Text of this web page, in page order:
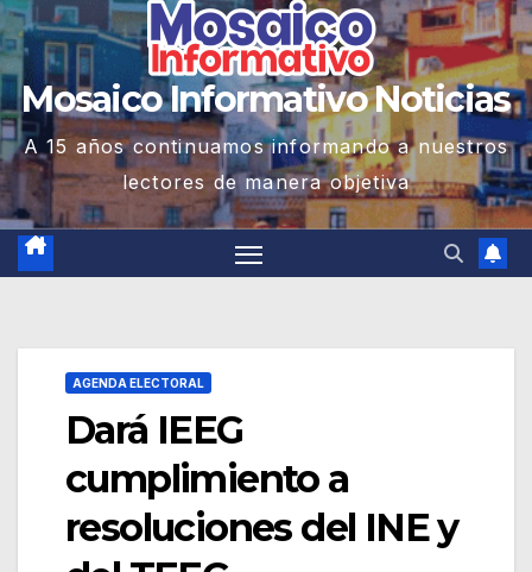
Mosaico Informativo Noticias
A 15 años continuamos informando a nuestros
lectores de manera objetiva
AGENDA ELECTORAL
Dará IEEG
cumplimiento a
resoluciones del INE y